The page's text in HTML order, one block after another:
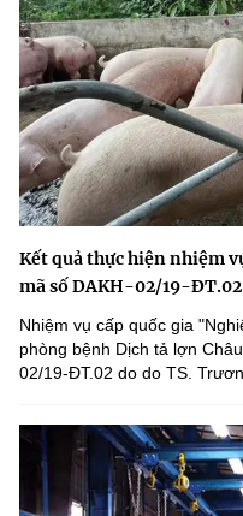
Kết quả thực hiện nhiệm
mã số DAKH-02/19-ĐT.02
Nhiệm vụ cấp quốc gia
phòng bệnh Dịch tả lợn
02/19-ĐT.02 do do TS.